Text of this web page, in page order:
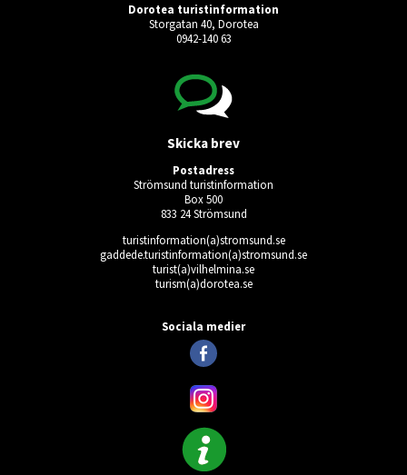
Dorotea turistinformation
Storgatan 40, Dorotea
0942-140 63
Skicka brev
Postadress
Strömsund turistinformation
Box 500
833 24 Strömsund
turistinformation(a)stromsund.se
gaddede.turistinformation(a)stromsund.se
turist(a)vilhelmina.se
turism(a)dorotea.se
Sociala medier